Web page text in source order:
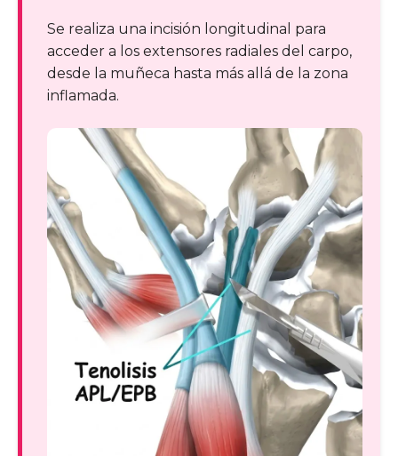
Se realiza una incisión longitudinal para
acceder a los extensores radiales del carpo,
desde la muñeca hasta más allá de la zona
inflamada.